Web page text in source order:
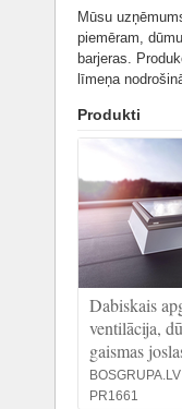
Mūsu
piemēram,
barjeras.
līmeņa
Produkti
Dabiskais
ventilācija,
gaismas
BOSGRUPA.LV
PR1661